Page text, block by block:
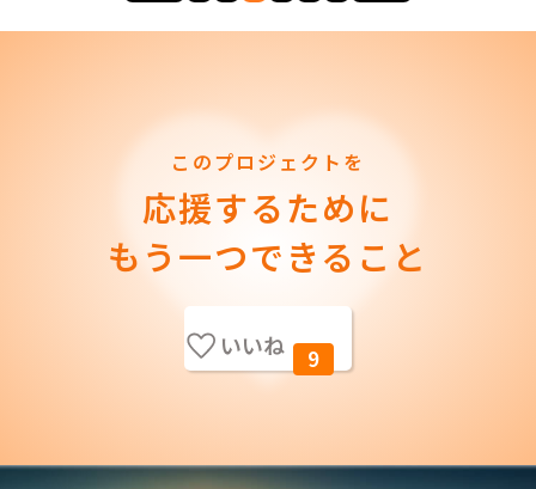
このプロジェクトを
応援するために
もう一つできること
いいね 9